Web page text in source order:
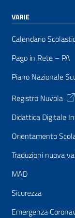
VARIE
Calendario
Pago in Rete – PA
Piano Nazionale
Registro Nuvola
Didattica Digitale
Orientamento
Traduzioni nuova
MAD
Sicurezza
Emergenza